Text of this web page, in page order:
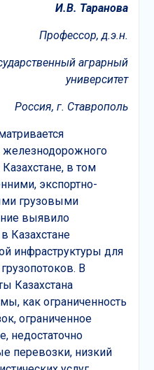
И.В. Таранова
Профессор, д.э.н.
аграрный
университет
Россия, г. Ставрополь
железнодорожного
Казахстане, в том
экспортно-
грузовыми
выявило
Казахстане
инфраструктуры для
В
Казахстана
как ограниченность
ограниченное
недостаточно
перевозки, низкий